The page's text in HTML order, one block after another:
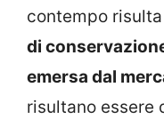
contempo
di
emersa dal
risultano essere